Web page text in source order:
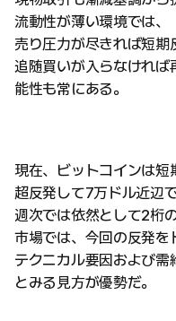
流動性が薄い環境では、
売り圧力が尽きれば短期
追随買いが入らなけれ
能性も常にある。
現在、ビットコインは短
超反発して7万ドル近辺
週次では依然として2桁
市場では、今回の反発を
テクニカル要因および
とみる見方が優勢だ。